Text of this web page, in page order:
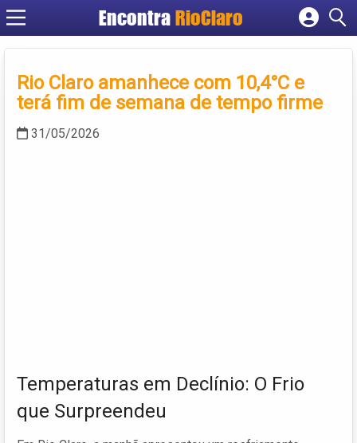
Encontra RioClaro
Cadastrar empresa
Criar conta
Rio Claro amanhece com 10,4°C e
terá fim de semana de tempo firme
31/05/2026
Temperaturas em Declínio: O Frio
que Surpreendeu